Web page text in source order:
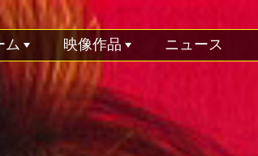
ム 映像作品 ニュース